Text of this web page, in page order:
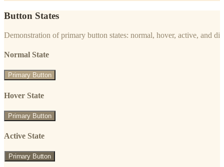
Button States
Demonstration of primary button states: normal, hover, active, and
Normal State
Primary Button
Hover State
Primary Button
Active State
Primary Button